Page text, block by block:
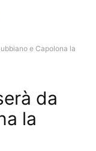
e Capolona la
da
la